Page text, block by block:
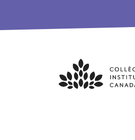
Skip